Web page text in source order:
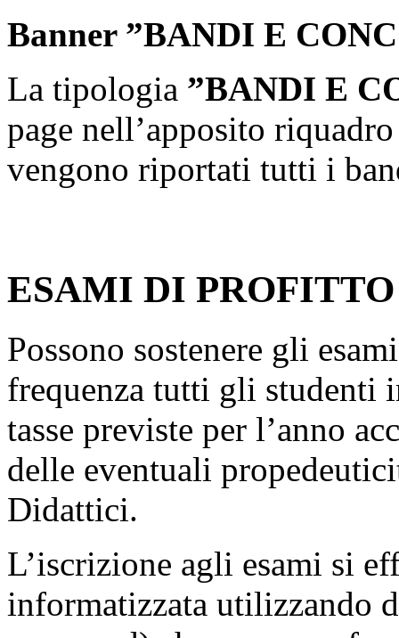
Banner ”BANDI E
La tipologia ”BANDI E
page nell’apposito
vengono riportati tutti i
ESAMI DI PROFITTO
Possono sostenere gli
frequenza tutti gli studenti
tasse previste per l’anno
delle eventuali
Didattici.
L’iscrizione agli esami si
informatizzata utilizzando